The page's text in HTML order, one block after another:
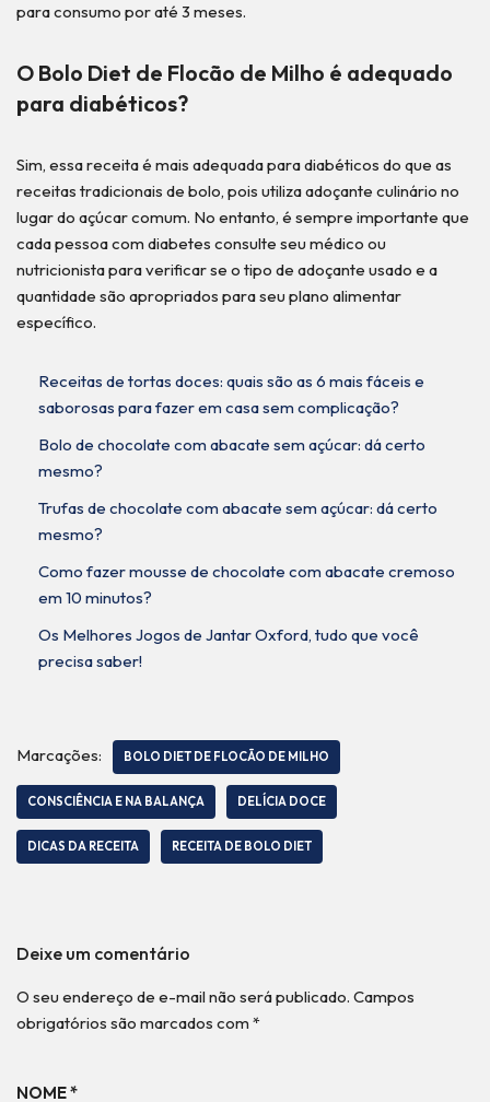
para consumo por até 3 meses.
O Bolo Diet de Flocão de Milho é adequado
para diabéticos?
Sim, essa receita é mais adequada para diabéticos do que as
receitas tradicionais de bolo, pois utiliza adoçante culinário no
lugar do açúcar comum. No entanto, é sempre importante que
cada pessoa com diabetes consulte seu médico ou
nutricionista para verificar se o tipo de adoçante usado e a
quantidade são apropriados para seu plano alimentar
específico.
Receitas de tortas doces: quais são as 6 mais fáceis e
saborosas para fazer em casa sem complicação?
Bolo de chocolate com abacate sem açúcar: dá certo
mesmo?
Trufas de chocolate com abacate sem açúcar: dá certo
mesmo?
Como fazer mousse de chocolate com abacate cremoso
em 10 minutos?
Os Melhores Jogos de Jantar Oxford, tudo que você
precisa saber!
Marcações: BOLO DIET DE FLOCÃO DE MILHO
CONSCIÊNCIA E NA BALANÇA DELÍCIA DOCE
DICAS DA RECEITA RECEITA DE BOLO DIET
Deixe um comentário
O seu endereço de e-mail não será publicado. Campos
obrigatórios são marcados com *
NOME*